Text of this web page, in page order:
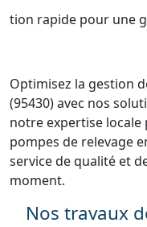
tion rapide pour une
Optimisez la gestion
(95430) avec nos
notre expertise
pompes de relevage
service de qualité et
moment.
Nos travaux